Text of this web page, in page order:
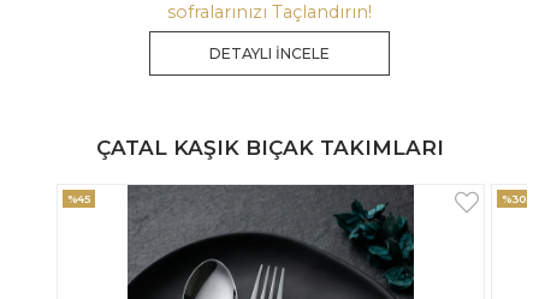
sofralarınızı Taçlandırın!
DETAYLI İNCELE
ÇATAL KAŞIK BIÇAK TAKIMLARI
%30 %33